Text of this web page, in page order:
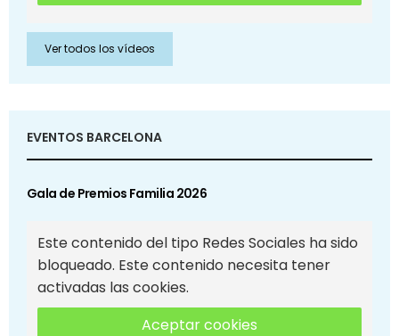
Ver todos los vídeos
EVENTOS BARCELONA
Gala de Premios Familia 2026
Este contenido del tipo Redes Sociales ha sido
bloqueado. Este contenido necesita tener
activadas las cookies.
Aceptar cookies